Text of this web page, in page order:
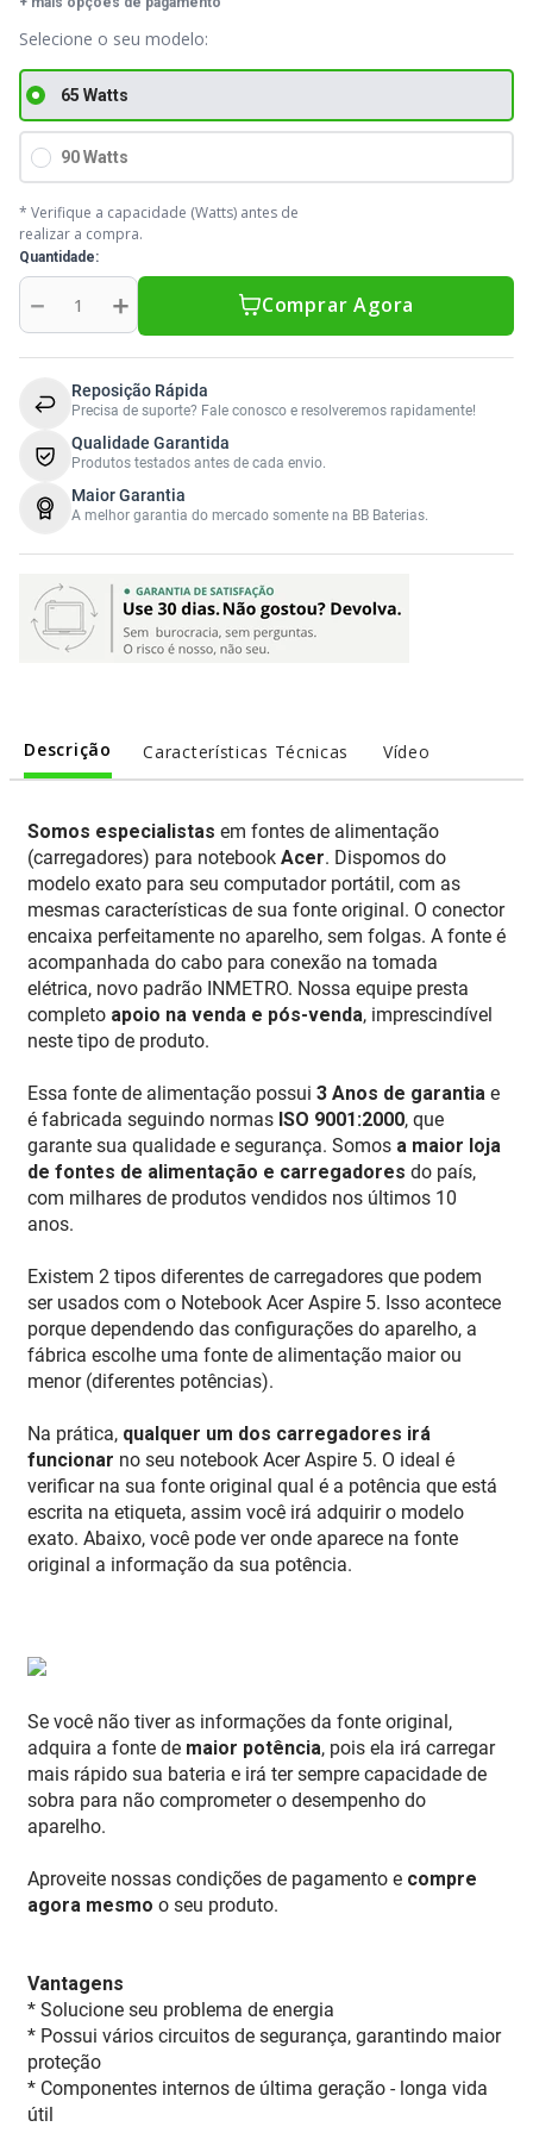
Sony Vaio
Toshiba
Sony Vaio
Toshiba
Caddy para SSD
65 Watts
90 Watts
* Verifique a capacidade (Watts) antes de
realizar a compra.
Quantidade
＋
－ Comprar Agora
Reposição Rápida
Precisa de suporte? Fale conosco e resolveremos rapidamente!
Qualidade Garantida
Produtos testados antes de cada envio.
Maior Garantia
A melhor garantia do mercado somente na BB Baterias.
Descrição Características Técnicas Vídeo
Somos especialistas em fontes de alimentação
(carregadores) para notebook Acer. Dispomos do
modelo exato para seu computador portátil, com as
mesmas características de sua fonte original. O conector
encaixa perfeitamente no aparelho, sem folgas. A fonte é
acompanhada do cabo para conexão na tomada
elétrica, novo padrão INMETRO. Nossa equipe presta
completo apoio na venda e pós-venda, imprescindível
neste tipo de produto.
Essa fonte de alimentação possui 3 Anos de garantia e
é fabricada seguindo normas ISO 9001:2000, que
garante sua qualidade e segurança. Somos a maior loja
de fontes de alimentação e carregadores do país,
com milhares de produtos vendidos nos últimos 10
anos.
Existem 2 tipos diferentes de carregadores que podem
ser usados com o Notebook Acer Aspire 5. Isso acontece
porque dependendo das configurações do aparelho, a
fábrica escolhe uma fonte de alimentação maior ou
menor (diferentes potências).
Na prática, qualquer um dos carregadores irá
funcionar no seu notebook Acer Aspire 5. O ideal é
verificar na sua fonte original qual é a potência que está
escrita na etiqueta, assim você irá adquirir o modelo
exato. Abaixo, você pode ver onde aparece na fonte
original a informação da sua potência.
Se você não tiver as informações da fonte original,
adquira a fonte de maior potência, pois ela irá carregar
mais rápido sua bateria e irá ter sempre capacidade de
sobra para não comprometer o desempenho do
aparelho.
Aproveite nossas condições de pagamento e compre
agora mesmo o seu produto.
Vantagens
* Solucione seu problema de energia
* Possui vários circuitos de segurança, garantindo maior
proteção
* Componentes internos de última geração - longa vida
útil